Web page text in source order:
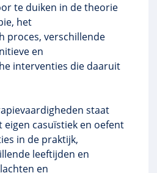
te duiken in de theorie
het
proces, verschillende
en
interventies die daaruit
staat
eigen casuïstiek en oefent
in de praktijk,
leeftijden en
en